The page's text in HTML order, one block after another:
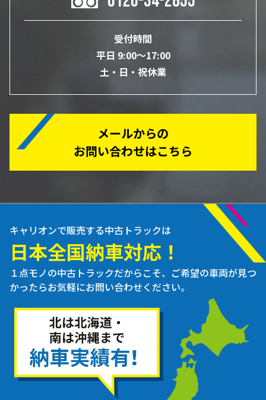
受付時間
平日 9:00～17:00
土・日・祝休業
メールからの
お問い合わせはこちら
キャリオンで販売する中古トラックは
日本全国納車対応！
１点モノの中古トラックだからこそ、ご希望の車両が見つ
かったらお気軽にお問い合わせください。